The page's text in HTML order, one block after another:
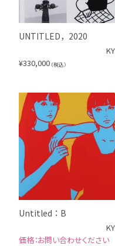
UNTITLED，2020
¥330,000 （税込）
Untitled：B
お問い合わせください